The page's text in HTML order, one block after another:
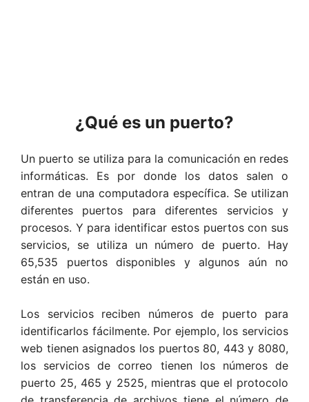
¿Qué es un puerto?
Un puerto se utiliza para la comunicación en redes
informáticas. Es por donde los datos salen o
entran de una computadora específica. Se utilizan
diferentes puertos para diferentes servicios y
procesos. Y para identificar estos puertos con sus
servicios, se utiliza un número de puerto. Hay
65,535 puertos disponibles y algunos aún no
están en uso.
Los servicios reciben números de puerto para
identificarlos fácilmente. Por ejemplo, los servicios
web tienen asignados los puertos 80, 443 y 8080,
los servicios de correo tienen los números de
puerto 25, 465 y 2525, mientras que el protocolo